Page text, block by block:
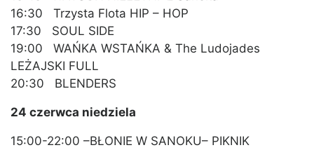
16:30 Trzysta Flota HIP – HOP
17:30 SOUL SIDE
19:00 WAŃKA WSTAŃKA & The Ludojades
LEŻAJSKI FULL
20:30 BLENDERS
24 czerwca niedziela
15:00-22:00 –BŁONIE W SANOKU– PIKNIK